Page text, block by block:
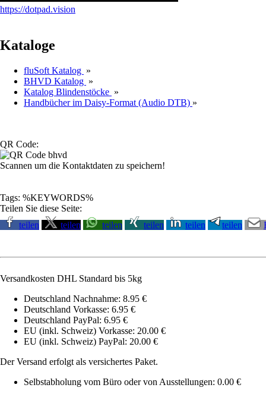
https://dotpad.vision
Kataloge
fluSoft Katalog »
BHVD Katalog »
Katalog Blindenstöcke »
Handbücher im Daisy-Format (Audio DTB) »
QR Code:
Scannen um die Kontaktdaten zu speichern!
Tags: %KEYWORDS%
Teilen Sie diese Seite:
teilen
teilen teilen teilen teilen teilen
Versandkosten DHL Standard bis 5kg
Deutschland Nachnahme: 8.95 €
Deutschland Vorkasse: 6.95 €
Deutschland PayPal: 6.95 €
EU (inkl. Schweiz) Vorkasse: 20.00 €
EU (inkl. Schweiz) PayPal: 20.00 €
Der Versand erfolgt als versichertes Paket.
Selbstabholung vom Büro oder von Ausstellungen: 0.00 €